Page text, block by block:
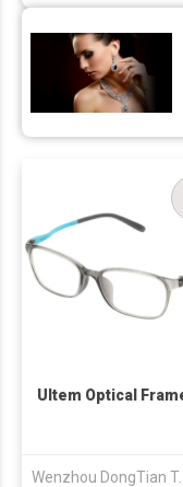
Ultem Optical
Wenzhou DongTian Trading CO., LTD